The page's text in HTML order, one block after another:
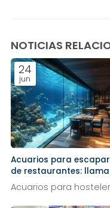
NOTICIAS
24
jun
Acuarios para
de restaurantes:
atención de la calle
Acuarios para